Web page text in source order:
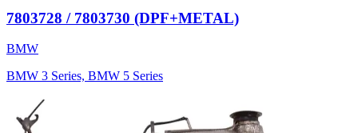
7803728 / 7803730 (DPF+METAL)
BMW
BMW 3 Series, BMW 5 Series